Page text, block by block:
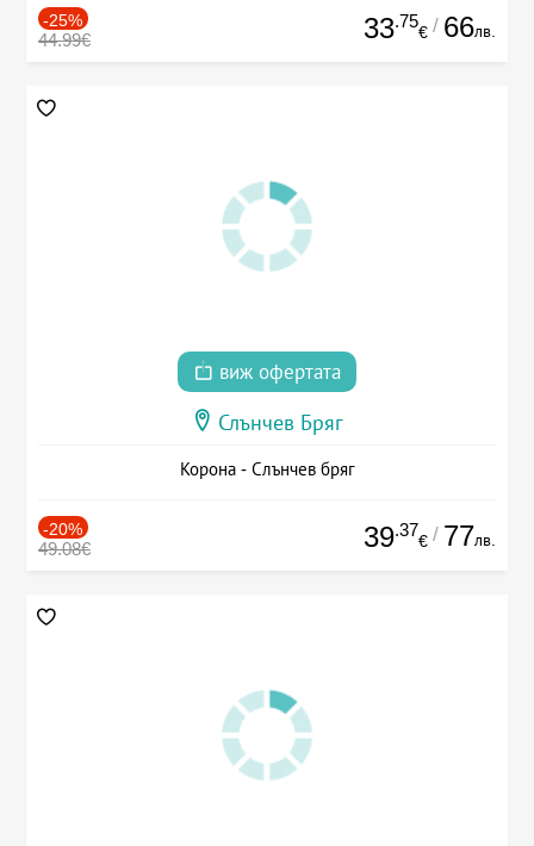
-25%
44.99€ 33.75
€ / 66лв.
виж офертата
Слънчев Бряг
Корона - Слънчев бряг
-20%
49.08€ 39.37
€ / 77лв.